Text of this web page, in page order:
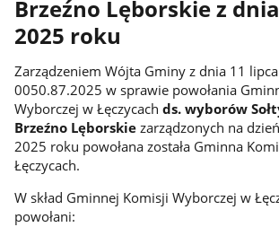
Brzeźno Lęborskie z
2025 roku
Zarządzeniem Wójta Gminy z dnia 11
0050.87.2025 w sprawie powołania
Wyborczej w Łęczycach ds. wyborów
Brzeźno Lęborskiezarządzonych na
2025 roku powołana została Gminna
Łęczycach.
W skład Gminnej Komisji Wyborczej w
powołani: